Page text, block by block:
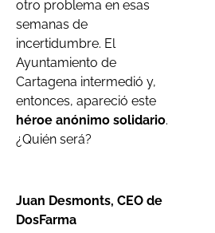
otro problema en esas
semanas de
incertidumbre. El
Ayuntamiento de
Cartagena intermedió y,
entonces, apareció este
héroe anónimo solidario.
¿Quién será?
Juan Desmonts, CEO de
DosFarma